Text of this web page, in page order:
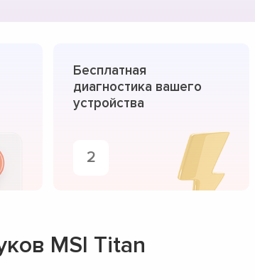
Бесплатная
диагностика вашего
устройства
2
MSI Titan